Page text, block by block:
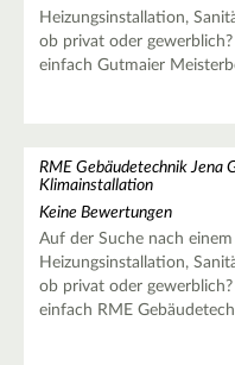
Heizungsinstallation,
ob privat oder
einfach Gutmaier
RME Gebäudetechnik Jena
Klimainstallation
Keine Bewertungen
Auf der Suche nach
Heizungsinstallation,
ob privat oder
einfach RME